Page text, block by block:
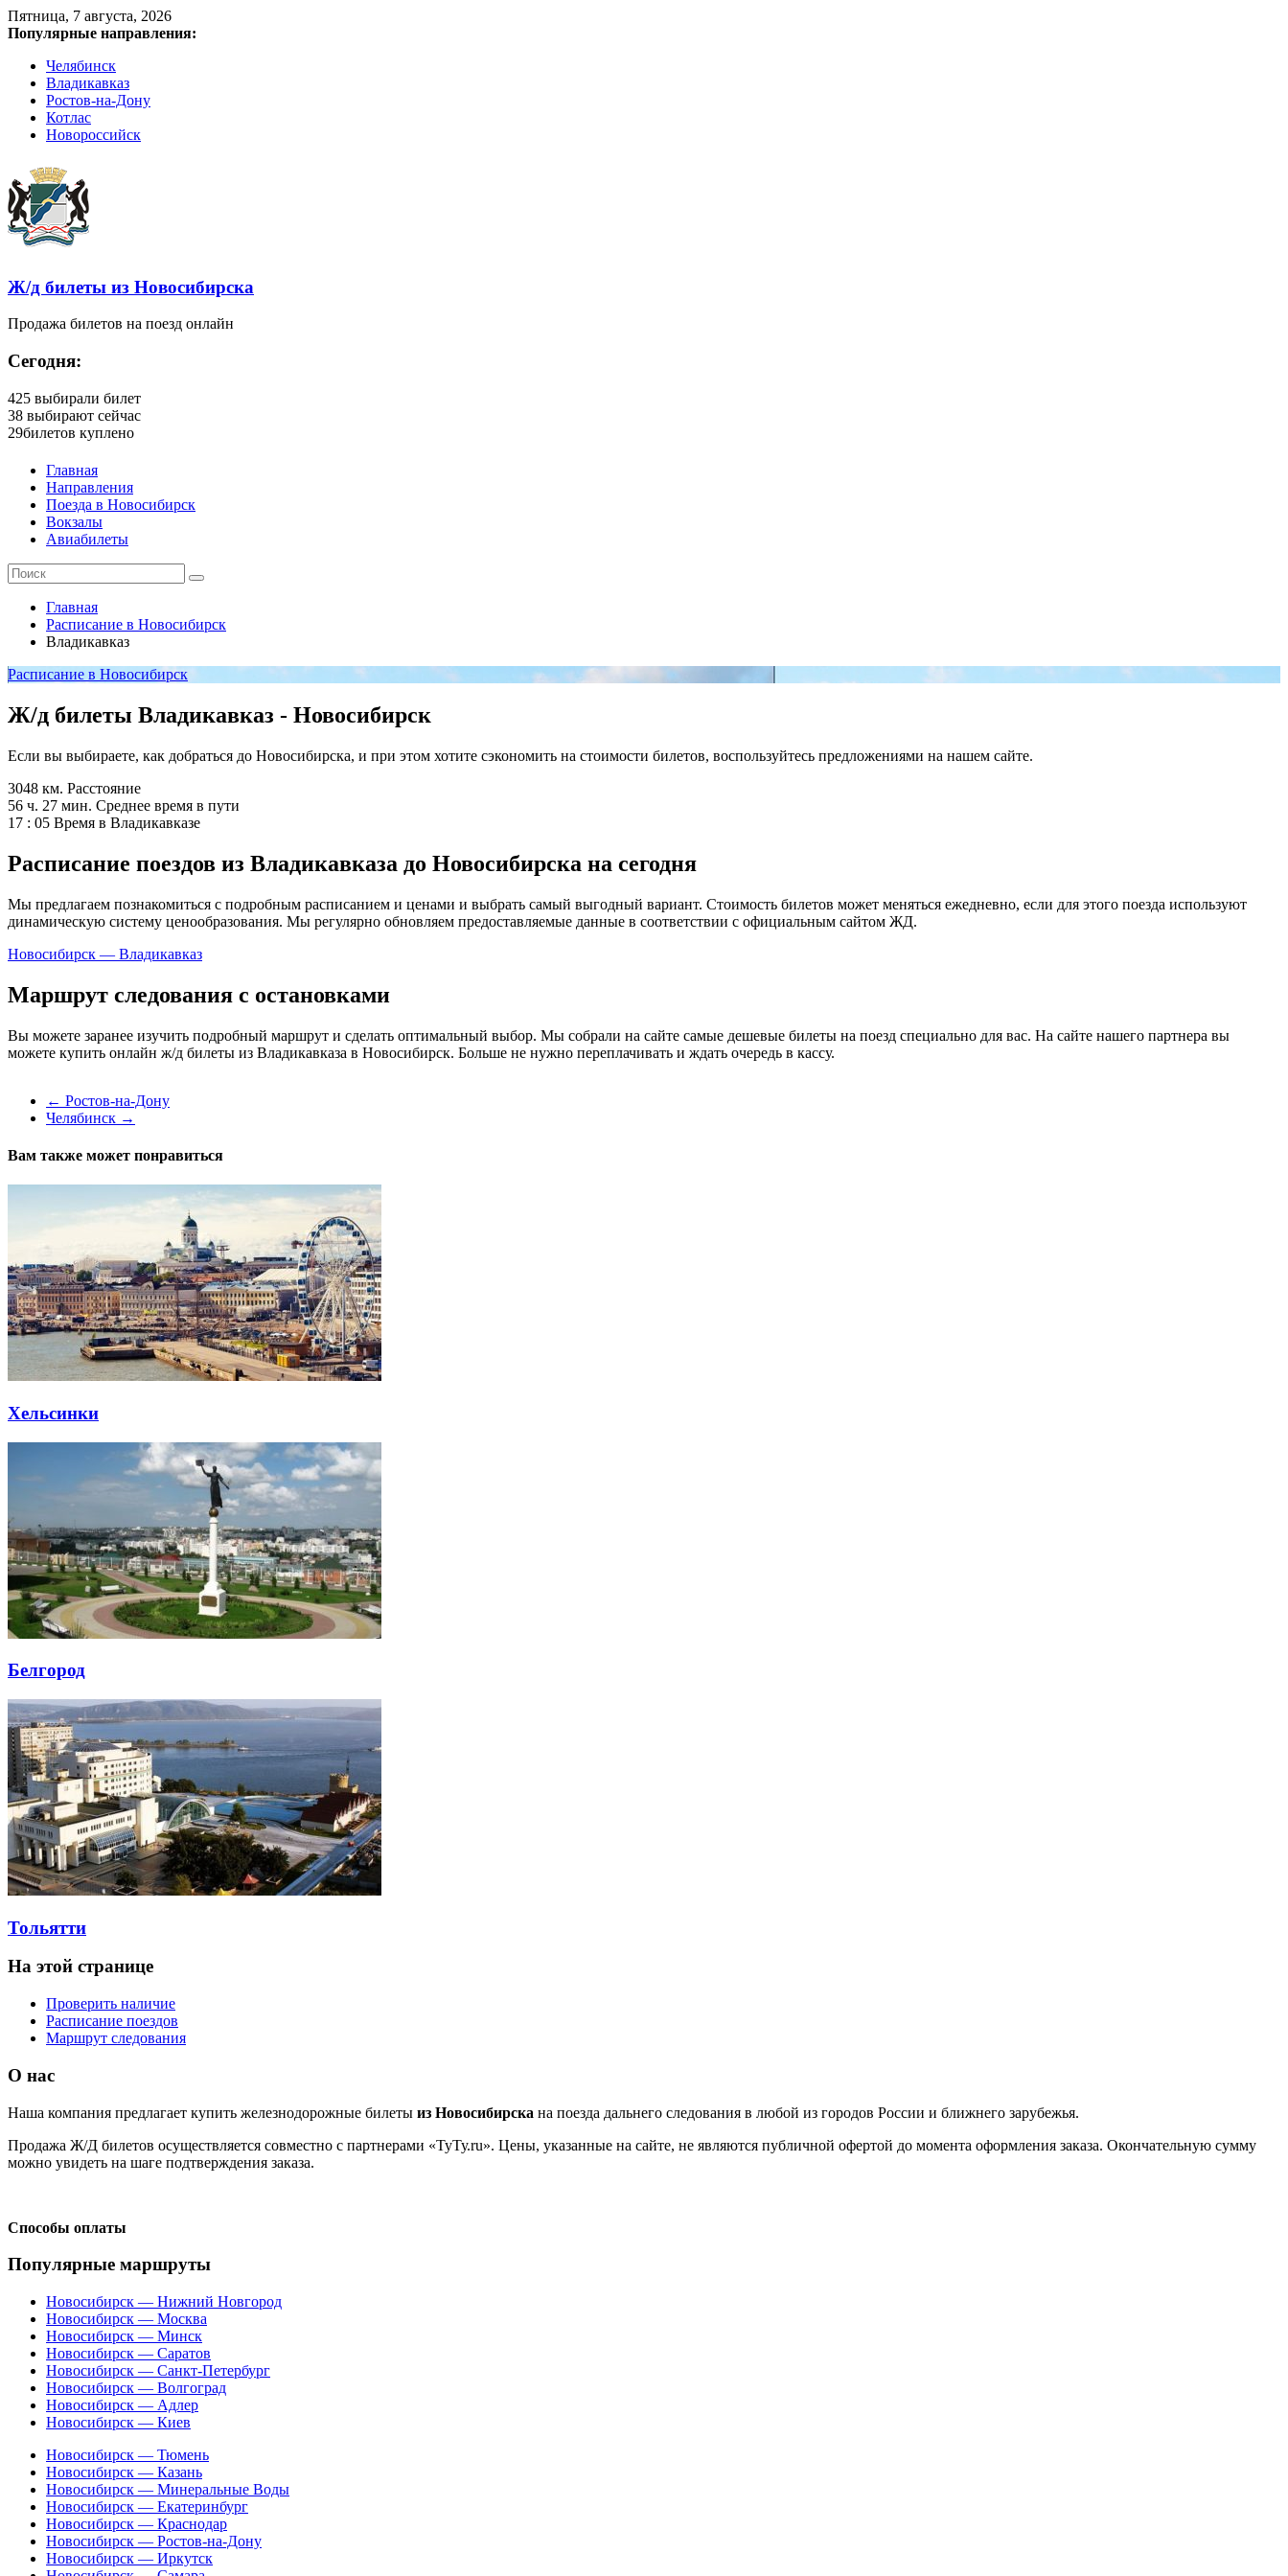
Пятница, 7 августа, 2026
Популярные направления:
Челябинск
Владикавказ
Ростов-на-Дону
Котлас
Новороссийск
Ж/д билеты из Новосибирска
Продажа билетов на поезд онлайн
Сегодня:
425 выбирали билет
38 выбирают сейчас
29билетов куплено
Главная
Направления
Поезда в Новосибирск
Вокзалы
Авиабилеты
Главная
Расписание в Новосибирск
Владикавказ
Расписание в Новосибирск
Ж/д билеты Владикавказ - Новосибирск
Если вы выбираете, как добраться до Новосибирска, и при этом хотите сэкономить на стоимости билетов, воспользуйтесь предложениями на нашем сайте.
3048 км. Расстояние
56 ч. 27 мин. Среднее время в пути
17 : 05 Время в Владикавказе
Расписание поездов из Владикавказа до Новосибирска на сегодня
Мы предлагаем познакомиться с подробным расписанием и ценами и выбрать самый выгодный вариант. Стоимость билетов может меняться ежедневно, если для этого поезда используют
динамическую систему ценообразования. Мы регулярно обновляем предоставляемые данные в соответствии с официальным сайтом ЖД.
Новосибирск — Владикавказ
Маршрут следования с остановками
Вы можете заранее изучить подробный маршрут и сделать оптимальный выбор. Мы собрали на сайте самые дешевые билеты на поезд специально для вас. На сайте нашего партнера вы
можете купить онлайн ж/д билеты из Владикавказа в Новосибирск. Больше не нужно переплачивать и ждать очередь в кассу.
← Ростов-на-Дону
Челябинск →
Вам также может понравиться
Хельсинки
Белгород
Тольятти
На этой странице
Проверить наличие
Расписание поездов
Маршрут следования
О нас
Наша компания предлагает купить железнодорожные билеты из Новосибирска на поезда дальнего следования в любой из городов России и ближнего зарубежья.
Продажа Ж/Д билетов осуществляется совместно с партнерами «ТуТу.ru». Цены, указанные на сайте, не являются публичной офертой до момента оформления заказа. Окончательную сумму
можно увидеть на шаге подтверждения заказа.
Способы оплаты
Популярные маршруты
Новосибирск — Нижний Новгород
Новосибирск — Москва
Новосибирск — Минск
Новосибирск — Саратов
Новосибирск — Санкт-Петербург
Новосибирск — Волгоград
Новосибирск — Адлер
Новосибирск — Киев
Новосибирск — Тюмень
Новосибирск — Казань
Новосибирск — Минеральные Воды
Новосибирск — Екатеринбург
Новосибирск — Краснодар
Новосибирск — Ростов-на-Дону
Новосибирск — Иркутск